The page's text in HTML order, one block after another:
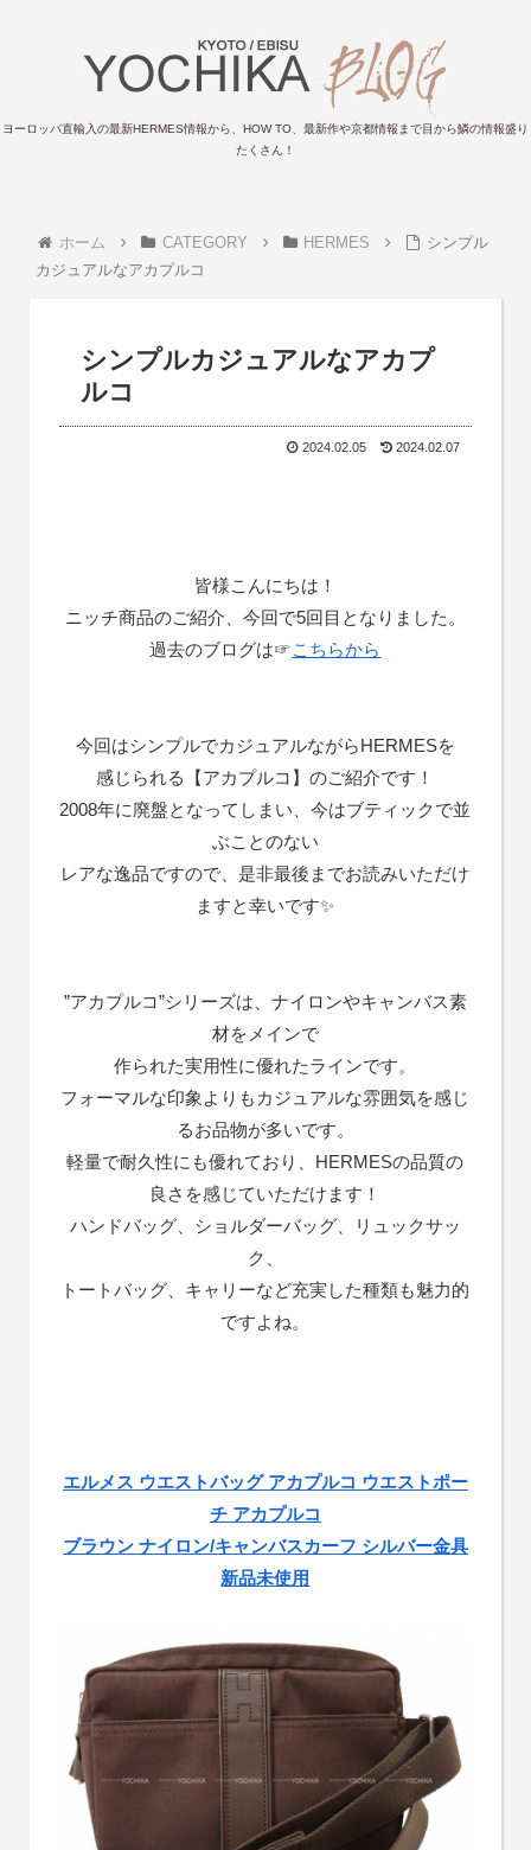
ヨーロッパ直輸入の最新HERMES情報から、HOW TO、最新作や京都情報まで目から鱗の情報盛り
たくさん！
ホーム CATEGORY HERMES
シンプル
カジュアルなアカプルコ
シンプルカジュアルなアカプ
ルコ
2024.02.05 2024.02.07
皆様こんにちは！
ニッチ商品のご紹介、今回で5回目となりました。
過去のブログは☞こちらから
今回はシンプルでカジュアルながらHERMESを
感じられる【アカプルコ】のご紹介です！
2008年に廃盤となってしまい、今はブティックで並
ぶことのない
レアな逸品ですので、是非最後までお読みいただけ
ますと幸いです✨
”アカプルコ”シリーズは、ナイロンやキャンバス素
材をメインで
作られた実用性に優れたラインです。
フォーマルな印象よりもカジュアルな雰囲気を感じ
るお品物が多いです。
軽量で耐久性にも優れており、HERMESの品質の
良さを感じていただけます！
ハンドバッグ、ショルダーバッグ、リュックサッ
ク、
トートバッグ、キャリーなど充実した種類も魅力的
ですよね。
エルメス ウエストバッグ アカプルコ ウエストポー
チ アカプルコ
ブラウン ナイロン/キャンバスカーフ シルバー金具
新品未使用